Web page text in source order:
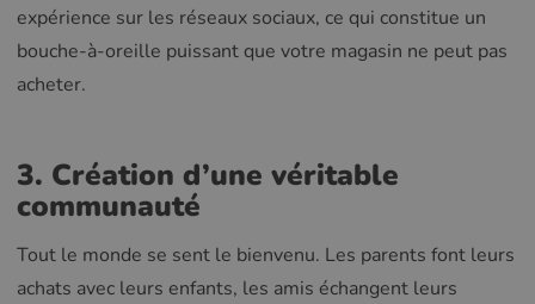
expérience sur les réseaux sociaux, ce qui constitue un
bouche-à-oreille puissant que votre magasin ne peut pas
acheter.
3. Création d’une véritable
communauté
Tout le monde se sent le bienvenu. Les parents font leurs
achats avec leurs enfants, les amis échangent leurs